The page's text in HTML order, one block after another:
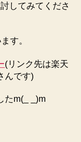
してみてくださ
す。
(リンク先は楽天
んです)
たm(_ _)m